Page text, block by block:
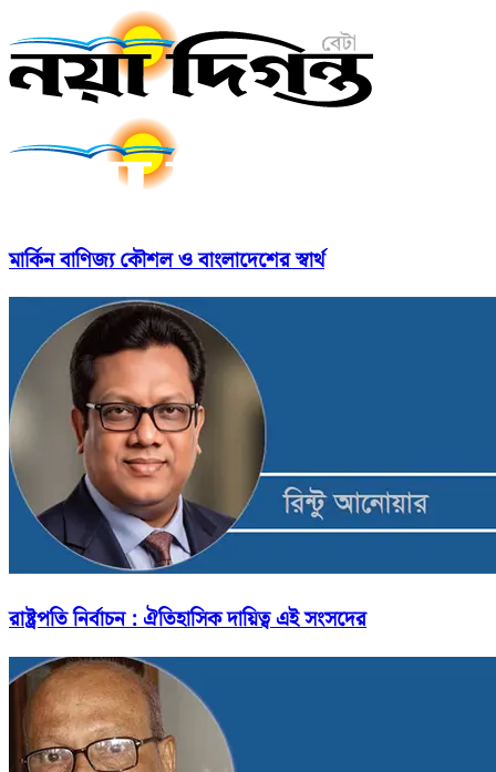
মার্কিন বাণিজ্য কৌশল ও বাংলাদেশের স্বার্থ
রাষ্ট্রপতি নির্বাচন : ঐতিহাসিক দায়িত্ব এই সংসদের